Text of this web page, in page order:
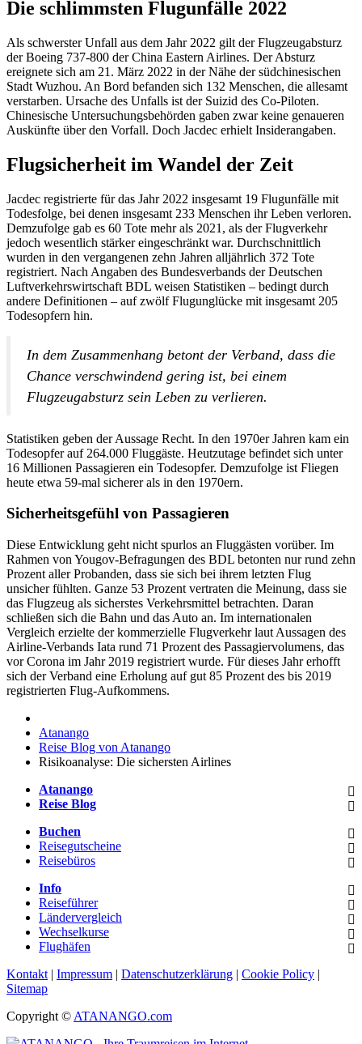
Die schlimmsten Flugunfälle 2022
Als schwerster Unfall aus dem Jahr 2022 gilt der Flugzeugabsturz
der Boeing 737-800 der China Eastern Airlines. Der Absturz
ereignete sich am 21. März 2022 in der Nähe der südchinesischen
Stadt Wuzhou. An Bord befanden sich 132 Menschen, die allesamt
verstarben. Ursache des Unfalls ist der Suizid des Co-Piloten.
Chinesische Untersuchungsbehörden gaben zwar keine genaueren
Auskünfte über den Vorfall. Doch Jacdec erhielt Insiderangaben.
Flugsicherheit im Wandel der Zeit
Jacdec registrierte für das Jahr 2022 insgesamt 19 Flugunfälle mit
Todesfolge, bei denen insgesamt 233 Menschen ihr Leben verloren.
Demzufolge gab es 60 Tote mehr als 2021, als der Flugverkehr
jedoch wesentlich stärker eingeschränkt war. Durchschnittlich
wurden in den vergangenen zehn Jahren alljährlich 372 Tote
registriert. Nach Angaben des Bundesverbands der Deutschen
Luftverkehrswirtschaft BDL weisen Statistiken – bedingt durch
andere Definitionen – auf zwölf Flugunglücke mit insgesamt 205
Todesopfern hin.
In dem Zusammenhang betont der Verband, dass die
Chance verschwindend gering ist, bei einem
Flugzeugabsturz sein Leben zu verlieren.
Statistiken geben der Aussage Recht. In den 1970er Jahren kam ein
Todesopfer auf 264.000 Fluggäste. Heutzutage befindet sich unter
16 Millionen Passagieren ein Todesopfer. Demzufolge ist Fliegen
heute etwa 59-mal sicherer als in den 1970ern.
Sicherheitsgefühl von Passagieren
Diese Entwicklung geht nicht spurlos an Fluggästen vorüber. Im
Rahmen von Yougov-Befragungen des BDL betonten nur rund zehn
Prozent aller Probanden, dass sie sich bei ihrem letzten Flug
unsicher fühlten. Ganze 53 Prozent vertraten die Meinung, dass sie
das Flugzeug als sicherstes Verkehrsmittel betrachten. Daran
schließen sich die Bahn und das Auto an. Im internationalen
Vergleich erzielte der kommerzielle Flugverkehr laut Aussagen des
Airline-Verbands Iata rund 71 Prozent des Passagiervolumens, das
vor Corona im Jahr 2019 registriert wurde. Für dieses Jahr erhofft
sich der Verband eine Erholung auf gut 85 Prozent des bis 2019
registrierten Flug-Aufkommens.
Atanango
Reise Blog von Atanango
Risikoanalyse: Die sichersten Airlines
Atanango
Reise Blog
Buchen
Reisegutscheine
Reisebüros
Info
Reiseführer
Ländervergleich
Wechselkurse
Flughäfen
Kontakt | Impressum | Datenschutzerklärung | Cookie Policy |
Sitemap
Copyright © ATANANGO.com